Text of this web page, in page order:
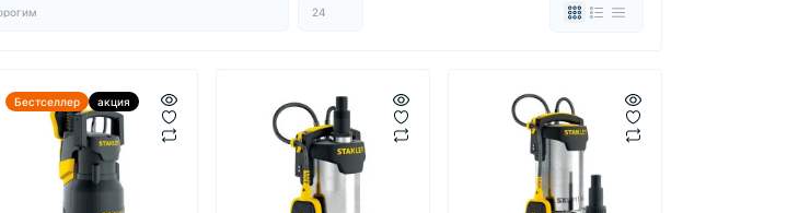
Бестселлер акция